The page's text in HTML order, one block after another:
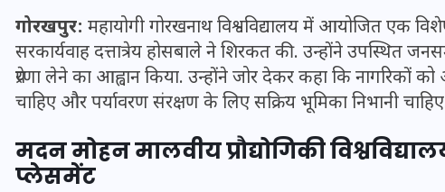
गोरखपुर: महायोगी गोरखनाथ विश्वविद्यालय में आयोजित एक
सरकार्यवाह दत्तात्रेय होसबाले ने शिरकत की. उन्होंने
प्रेरणा लेने का आह्वान किया. उन्होंने जोर देकर कहा कि नागरिकों
चाहिए और पर्यावरण संरक्षण के लिए सक्रिय भूमिका निभानी
मदन मोहन मालवीय प्रौद्योगिकी
प्लेसमेंट
20 जनवरी 2026